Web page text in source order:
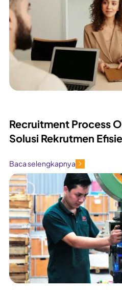
Recruitment Process
Solusi Rekrutmen
Baca selengkapnya